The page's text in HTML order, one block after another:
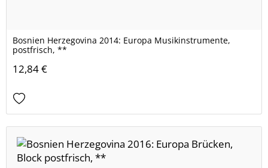
Bosnien Herzegovina 2014: Europa Musikinstrumente,
postfrisch, **
12,84 €